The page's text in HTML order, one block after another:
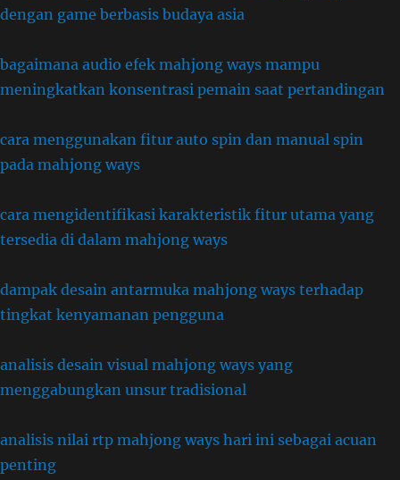
dengan game berbasis budaya asia
bagaimana audio efek mahjong ways mampu
meningkatkan konsentrasi pemain saat pertandingan
cara menggunakan fitur auto spin dan manual spin
pada mahjong ways
cara mengidentifikasi karakteristik fitur utama yang
tersedia di dalam mahjong ways
dampak desain antarmuka mahjong ways terhadap
tingkat kenyamanan pengguna
analisis desain visual mahjong ways yang
menggabungkan unsur tradisional
analisis nilai rtp mahjong ways hari ini sebagai acuan
penting